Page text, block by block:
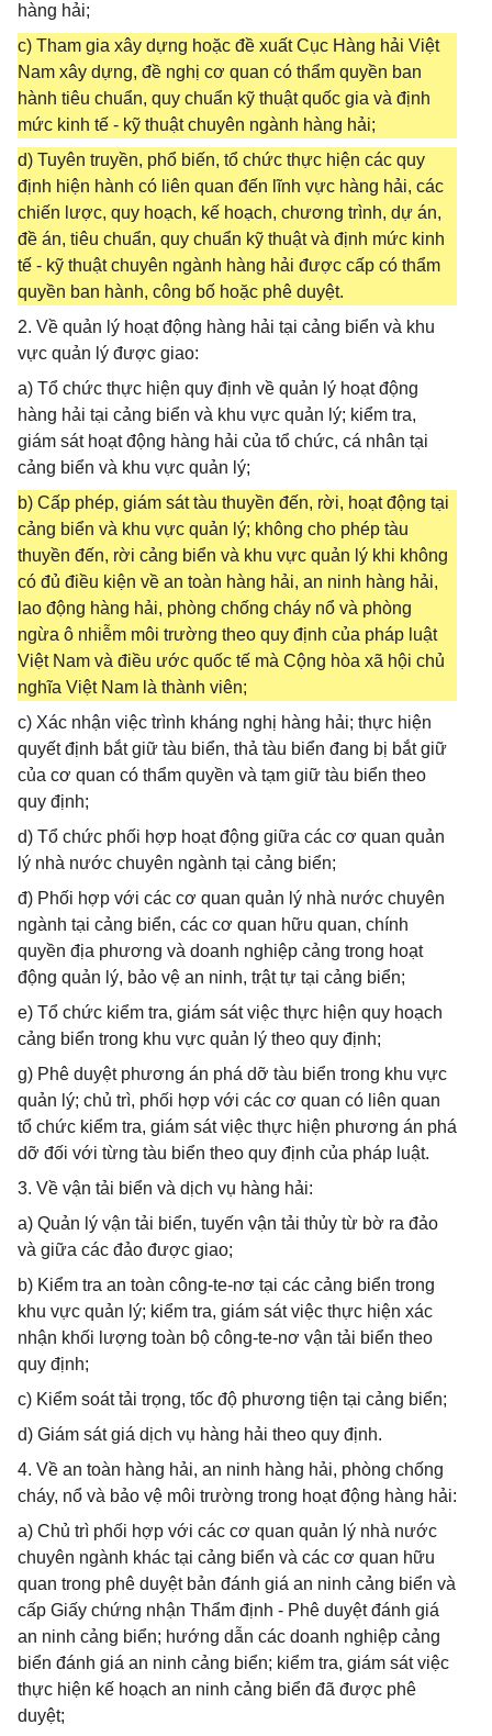
hàng hải;
c) Tham gia xây dựng hoặc đề xuất Cục Hàng hải Việt
Nam xây dựng, đề nghị cơ quan có thẩm quyền ban
hành tiêu chuẩn, quy chuẩn kỹ thuật quốc gia và định
mức kinh tế - kỹ thuật chuyên ngành hàng hải;
d) Tuyên truyền, phổ biến, tổ chức thực hiện các quy
định hiện hành có liên quan đến lĩnh vực hàng hải, các
chiến lược, quy hoạch, kế hoạch, chương trình, dự án,
đề án, tiêu chuẩn, quy chuẩn kỹ thuật và định mức kinh
tế - kỹ thuật chuyên ngành hàng hải được cấp có thẩm
quyền ban hành, công bố hoặc phê duyệt.
2. Về quản lý hoạt động hàng hải tại cảng biển và khu
vực quản lý được giao:
a) Tổ chức thực hiện quy định về quản lý hoạt động
hàng hải tại cảng biển và khu vực quản lý; kiểm tra,
giám sát hoạt động hàng hải của tổ chức, cá nhân tại
cảng biển và khu vực quản lý;
b) Cấp phép, giám sát tàu thuyền đến, rời, hoạt động tại
cảng biển và khu vực quản lý; không cho phép tàu
thuyền đến, rời cảng biển và khu vực quản lý khi không
có đủ điều kiện về an toàn hàng hải, an ninh hàng hải,
lao động hàng hải, phòng chống cháy nổ và phòng
ngừa ô nhiễm môi trường theo quy định của pháp luật
Việt Nam và điều ước quốc tế mà Cộng hòa xã hội chủ
nghĩa Việt Nam là thành viên;
c) Xác nhận việc trình kháng nghị hàng hải; thực hiện
quyết định bắt giữ tàu biển, thả tàu biển đang bị bắt giữ
của cơ quan có thẩm quyền và tạm giữ tàu biển theo
quy định;
d) Tổ chức phối hợp hoạt động giữa các cơ quan quản
lý nhà nước chuyên ngành tại cảng biển;
đ) Phối hợp với các cơ quan quản lý nhà nước chuyên
ngành tại cảng biển, các cơ quan hữu quan, chính
quyền địa phương và doanh nghiệp cảng trong hoạt
động quản lý, bảo vệ an ninh, trật tự tại cảng biển;
e) Tổ chức kiểm tra, giám sát việc thực hiện quy hoạch
cảng biển trong khu vực quản lý theo quy định;
g) Phê duyệt phương án phá dỡ tàu biển trong khu vực
quản lý; chủ trì, phối hợp với các cơ quan có liên quan
tổ chức kiểm tra, giám sát việc thực hiện phương án phá
dỡ đối với từng tàu biển theo quy định của pháp luật.
3. Về vận tải biển và dịch vụ hàng hải:
a) Quản lý vận tải biển, tuyến vận tải thủy từ bờ ra đảo
và giữa các đảo được giao;
b) Kiểm tra an toàn công-te-nơ tại các cảng biển trong
khu vực quản lý; kiểm tra, giám sát việc thực hiện xác
nhận khối lượng toàn bộ công-te-nơ vận tải biển theo
quy định;
c) Kiểm soát tải trọng, tốc độ phương tiện tại cảng biển;
d) Giám sát giá dịch vụ hàng hải theo quy định.
4. Về an toàn hàng hải, an ninh hàng hải, phòng chống
cháy, nổ và bảo vệ môi trường trong hoạt động hàng hải:
a) Chủ trì phối hợp với các cơ quan quản lý nhà nước
chuyên ngành khác tại cảng biển và các cơ quan hữu
quan trong phê duyệt bản đánh giá an ninh cảng biển và
cấp Giấy chứng nhận Thẩm định - Phê duyệt đánh giá
an ninh cảng biển; hướng dẫn các doanh nghiệp cảng
biển đánh giá an ninh cảng biển; kiểm tra, giám sát việc
thực hiện kế hoạch an ninh cảng biển đã được phê
duyệt;